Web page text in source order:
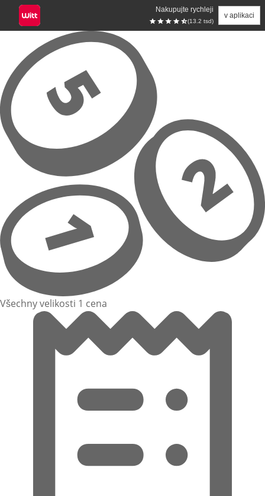
Nakupujte rychleji
(13.2 tsd)
v aplikaci
Přeskočit na hlavní obsah
Všechny velikosti 1 cena